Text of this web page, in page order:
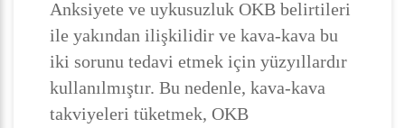
Anksiyete ve uykusuzluk OKB belirtileri
ile yakından ilişkilidir ve kava-kava bu
iki sorunu tedavi etmek için yüzyıllardır
kullanılmıştır. Bu nedenle, kava-kava
takviyeleri tüketmek, OKB